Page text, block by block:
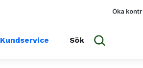
Öka
Kundservice Sök